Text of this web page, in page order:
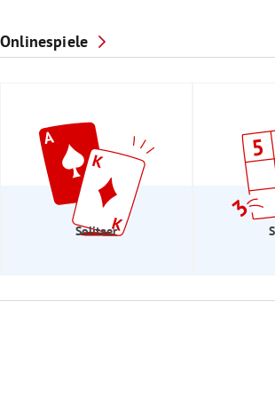
Onlinespiele
Solitaer